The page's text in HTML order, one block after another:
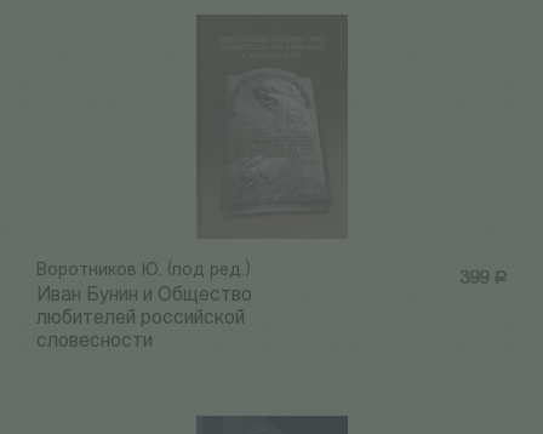
399 Р
Воротников Ю. (под ред.)
Иван Бунин и Общество
любителей российской
словесности